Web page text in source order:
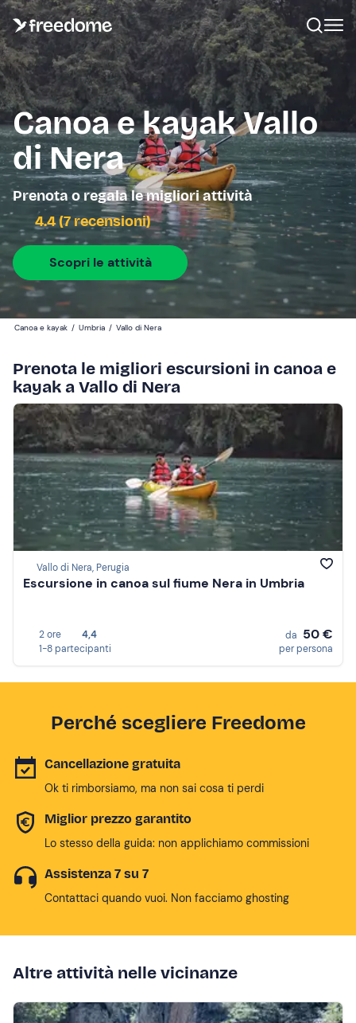
Canoa e kayak Vallo
di Nera
Prenota o regala le migliori attività
4.4 (7 recensioni)
Scopri le attività
Canoa e kayak / Umbria / Vallo di Nera
Prenota le migliori escursioni in canoa e
kayak a Vallo di Nera
Vallo di Nera, Perugia
Escursione in canoa sul fiume Nera in Umbria
2 ore
4,4
1-8 partecipanti
da 50 €
per persona
Perché scegliere Freedome
Cancellazione gratuita
Ok ti rimborsiamo, ma non sai cosa ti perdi
Miglior prezzo garantito
Lo stesso della guida: non applichiamo commissioni
Assistenza 7 su 7
Contattaci quando vuoi. Non facciamo ghosting
Altre attività nelle vicinanze